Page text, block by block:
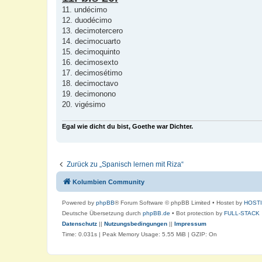
11. undécimo
12. duodécimo
13. decimotercero
14. decimocuarto
15. decimoquinto
16. decimosexto
17. decimosétimo
18. decimoctavo
19. decimonono
20. vigésimo
Egal wie dicht du bist, Goethe war Dichter.
Zurück zu „Spanisch lernen mit Riza“
Kolumbien Community
Powered by phpBB® Forum Software © phpBB Limited • Hostet by
Deutsche Übersetzung durch phpBB.de • Bot protection by FULL-STACK
Datenschutz || Nutzungsbedingungen || Impressum
Time: 0.031s | Peak Memory Usage: 5.55 MiB | GZIP: On